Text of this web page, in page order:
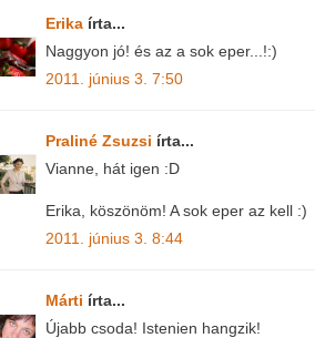
Erika írta...
Naggyon jó! és az a sok eper...!:)
2011. június 3. 7:50
Praliné Zsuzsi írta...
Vianne, hát igen :D
Erika, köszönöm! A sok eper az kell :)
2011. június 3. 8:44
Márti írta...
Újabb csoda! Istenien hangzik!